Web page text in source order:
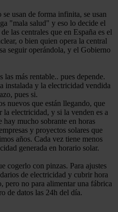
se usan de forma infinita, se usan
"mala salud" y eso lo decide el
las centrales que en España es el
o bien quien opera la central
seguir operándola, y el Gobierno
las más rentable.. pues depende.
instalada y la electricidad vendida
pues si.
nuevos que están llegando, que
la electricidad, y si la venden es a
hay mucho sobrante en horas
y proyectos solares que
años. Cada vez tiene menos
generada en horario solar.
cogerlo con pinzas. Para ajustes
de electricidad y cubrir hora
pero no para alimentar una fábrica
de datos las 24h del día.